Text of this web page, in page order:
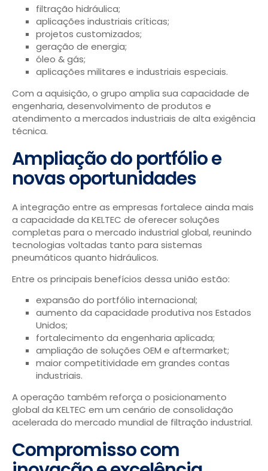
filtração hidráulica;
aplicações industriais críticas;
projetos customizados;
geração de energia;
óleo & gás;
aplicações militares e industriais especiais.
Com a aquisição, o grupo amplia sua capacidade de
engenharia, desenvolvimento de produtos e
atendimento a mercados industriais de alta exigência
técnica.
Ampliação do portfólio e
novas oportunidades
A integração entre as empresas fortalece ainda mais
a capacidade da KELTEC de oferecer soluções
completas para o mercado industrial global, reunindo
tecnologias voltadas tanto para sistemas
pneumáticos quanto hidráulicos.
Entre os principais benefícios dessa união estão:
expansão do portfólio internacional;
aumento da capacidade produtiva nos Estados
Unidos;
fortalecimento da engenharia aplicada;
ampliação de soluções OEM e aftermarket;
maior competitividade em grandes contas
industriais.
A operação também reforça o posicionamento
global da KELTEC em um cenário de consolidação
acelerada do mercado mundial de filtração industrial.
Compromisso com